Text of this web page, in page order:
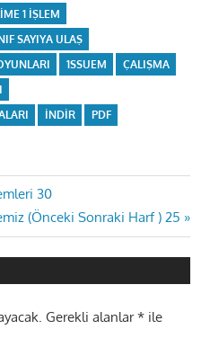
1 IŞLEM
SAYIYA ULAŞ
1SSUEM
ÇALIŞMA
INDIR
PDF
30
(Önceki Sonraki Harf ) 25
Gerekli alanlar*ile